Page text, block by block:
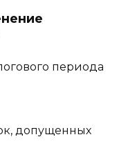
периода
допущенных